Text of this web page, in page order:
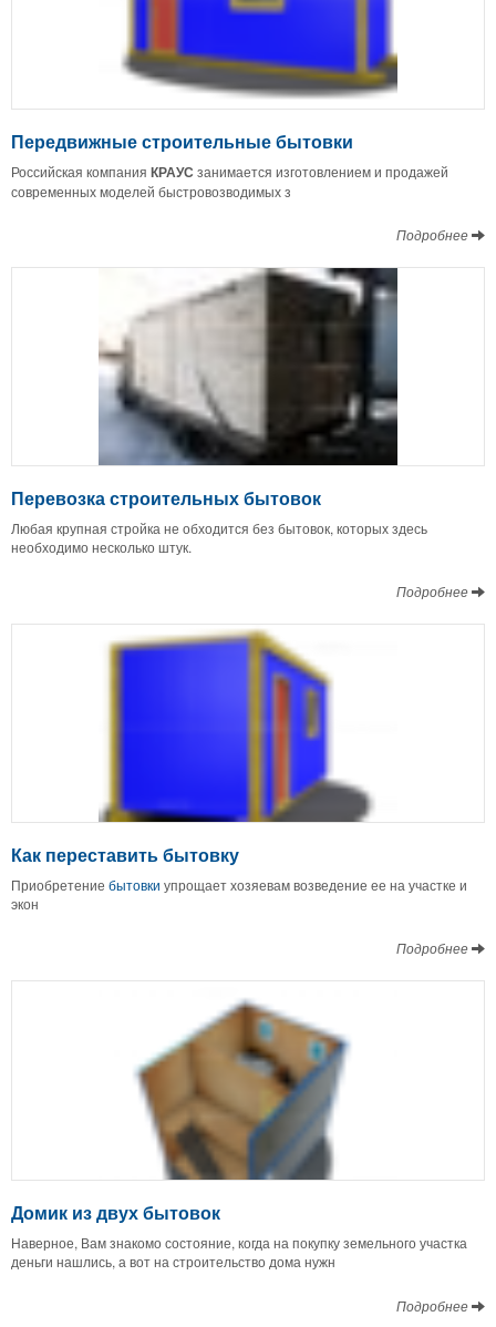
Передвижные строительные бытовки
Российская компания КРАУС занимается изготовлением и продажей
современных моделей быстровозводимых з
Подробнее
Перевозка строительных бытовок
Любая крупная стройка не обходится без бытовок, которых здесь
необходимо несколько штук.
Подробнее
Как переставить бытовку
Приобретение бытовки упрощает хозяевам возведение ее на участке и
экон
Подробнее
Домик из двух бытовок
Наверное, Вам знакомо состояние, когда на покупку земельного участка
деньги нашлись, а вот на строительство дома нужн
Подробнее